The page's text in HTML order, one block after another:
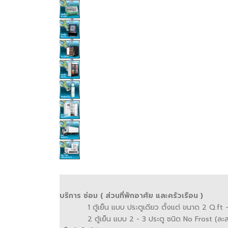
บริการ ซ่อม ( ส่วนที่พักอาศัย และครัวเรือน )
1 ตู้เย็น แบบ ประตูเดียว ตั้งแต่ ขนาด 2 Q.ft
2 ตู้เย็น แบบ 2 - 3 ประตู ชนิด No Frost (ละล